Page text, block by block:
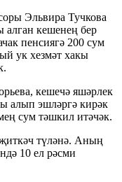
Эльвира Тучкова
алган кешенең бер
пенсиягә 200 сум
ук хезмәт хакы
кешечә яшәрлек
алып эшләргә кирәк
сум тәшкил итәчәк.
түләнә. Аның
10 ел рәсми